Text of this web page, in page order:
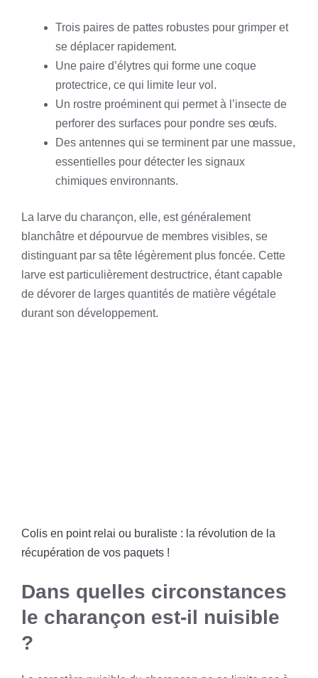
Trois paires de pattes robustes pour grimper et
se déplacer rapidement.
Une paire d’élytres qui forme une coque
protectrice, ce qui limite leur vol.
Un rostre proéminent qui permet à l’insecte de
perforer des surfaces pour pondre ses œufs.
Des antennes qui se terminent par une massue,
essentielles pour détecter les signaux
chimiques environnants.
La larve du charançon, elle, est généralement
blanchâtre et dépourvue de membres visibles, se
distinguant par sa tête légèrement plus foncée. Cette
larve est particulièrement destructrice, étant capable
de dévorer de larges quantités de matière végétale
durant son développement.
Colis en point relai ou buraliste : la révolution de la
récupération de vos paquets !
Dans quelles circonstances
le charançon est-il nuisible
?